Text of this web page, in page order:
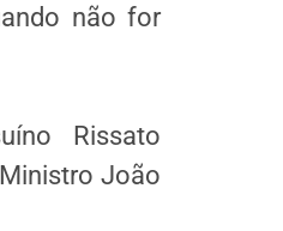
não for
Rissato
João